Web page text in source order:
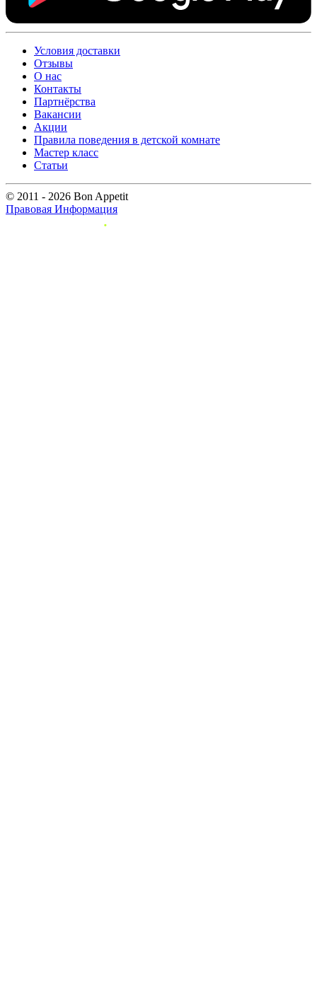
Условия доставки
Отзывы
О нас
Контакты
Партнёрства
Вакансии
Акции
Правила поведения в детской комнате
Мастер класс
Статьи
© 2011 - 2026 Bon Appetit
Правовая Информация